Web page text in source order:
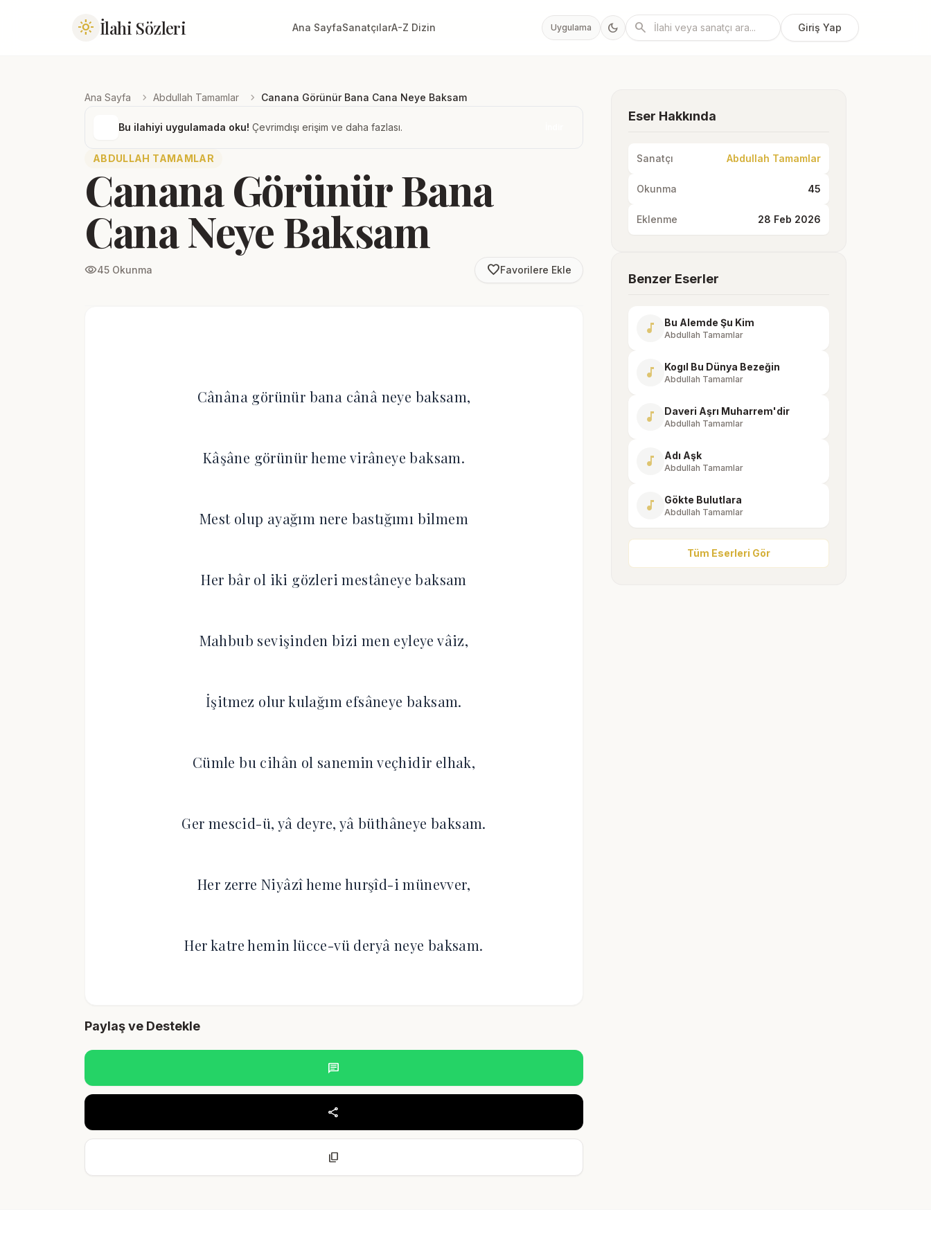
light_mode İlahi Sözleri Ana SayfaSanatçılarA-Z Dizin Uygulama dark_mode search Giriş Yap
Ana Sayfa chevron_right Abdullah Tamamlar chevron_right Canana Görünür Bana Cana Neye Baksam
Bu ilahiyi uygulamada oku! Çevrimdışı erişim ve daha fazlası.
ABDULLAH TAMAMLAR
Canana Görünür Bana
Cana Neye Baksam
visibility45 Okunma favorite_borderFavorilere Ekle
Cânâna görünür bana cânâ neye baksam,
Kâşâne görünür heme virâneye baksam.
Mest olup ayağım nere bastığımı bilmem
Her bâr ol iki gözleri mestâneye baksam
Mahbub sevişinden bizi men eyleye vâiz,
İşitmez olur kulağım efsâneye baksam.
Cümle bu cihân ol sanemin veçhidir elhak,
Ger mescid-ü, yâ deyre, yâ büthâneye baksam.
Her zerre Niyâzî heme hurşîd-i münevver,
Her katre hemin lücce-vü deryâ neye baksam.
Paylaş ve Destekle
chat
share
content_copy
Eser Hakkında
Sanatçı Abdullah Tamamlar
Okunma 45
Eklenme 28 Feb 2026
Benzer Eserler
music_note Bu Alemde Şu Kim
Abdullah Tamamlar
music_note Kogıl Bu Dünya Bezeğin
Abdullah Tamamlar
music_note Daveri Aşrı Muharrem'dir
Abdullah Tamamlar
music_note Adı Aşk
Abdullah Tamamlar
music_note Gökte Bulutlara
Abdullah Tamamlar
Tüm Eserleri Gör